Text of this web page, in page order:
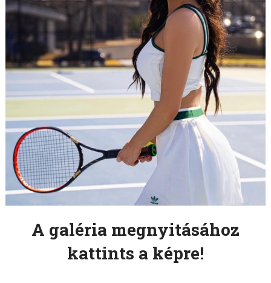
A galéria megnyitásához
kattints a képre!